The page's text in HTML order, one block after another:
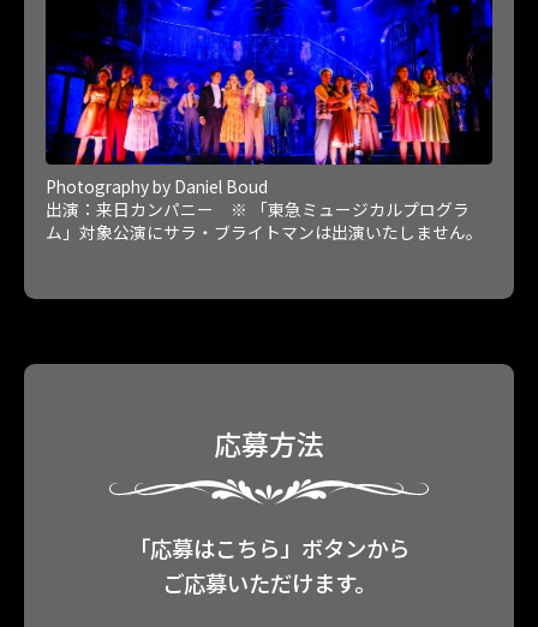
Photography by Daniel Boud
出演：来日カンパニー ※ 「東急ミュージカルプログラ
ム」対象公演にサラ・ブライトマンは出演いたしません。
応募方法
「応募はこちら」ボタンから
ご応募いただけます。